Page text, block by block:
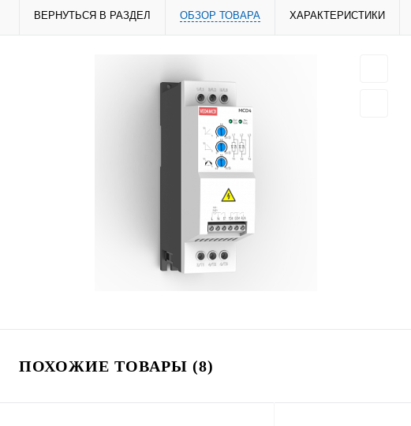
ВЕРНУТЬСЯ В РАЗДЕЛ ОБЗОР ТОВАРА ХАРАКТЕРИСТИКИ
ПОХОЖИЕ ТОВАРЫ (8)